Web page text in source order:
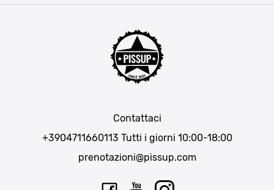
Contattaci
+3904711660113 Tutti i giorni 10:00-18:00
prenotazioni@pissup.com